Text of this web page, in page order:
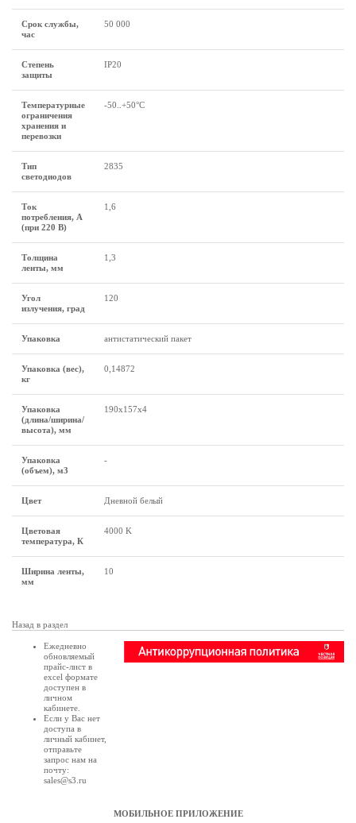
Срок службы,
час
50 000
Степень
защиты
IP20
Температурные
ограничения
хранения и
перевозки
-50..+50°C
Тип
светодиодов
2835
Ток
потребления, А
(при 220 В)
1,6
Толщина
ленты, мм
1,3
Угол
излучения, град
120
Упаковка антистатический пакет
Упаковка (вес),
кг
0,14872
Упаковка
(длина/ширина/
высота), мм
190х157х4
Упаковка
(объем), м3
-
Цвет Дневной белый
Цветовая
температура, К
4000 K
Ширина ленты,
мм
10
Назад в раздел
Ежедневно
обновляемый
прайс-лист в
excel формате
доступен в
личном
кабинете
Если у Вас нет
доступа в
личный кабинет,
отправьте
запрос нам на
почту:
sales@s3.ru
МОБИЛЬНОЕ ПРИЛОЖЕНИЕ